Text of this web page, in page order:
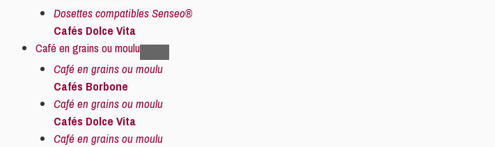
Dosettes compatibles Senseo®
Cafés Dolce Vita
Café en grains ou moulu
Café en grains ou moulu
Cafés Borbone
Café en grains ou moulu
Cafés Dolce Vita
Café en grains ou moulu